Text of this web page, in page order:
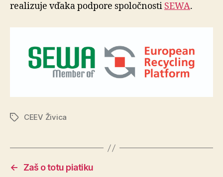
realizuje vďaka podpore spoločnosti SEWA.
ZnačkyCEEV Živica
←
Zaš o totu piatiku